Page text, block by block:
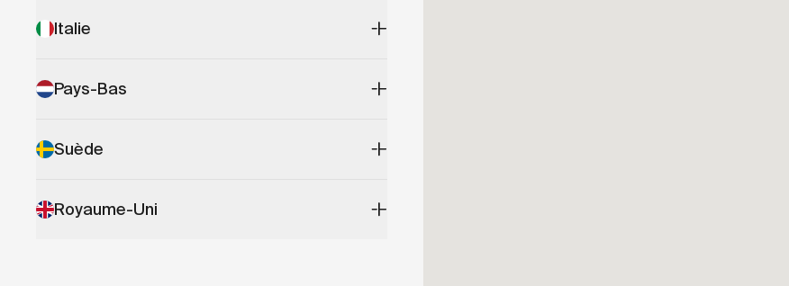
Italie
Pays-Bas
Suède
Royaume-Uni